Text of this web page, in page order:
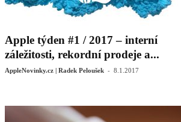
Apple týden #1 / 2017 – interní
záležitosti, rekordní prodeje a...
AppleNovinky.cz | Radek Peloušek - 8.1.2017